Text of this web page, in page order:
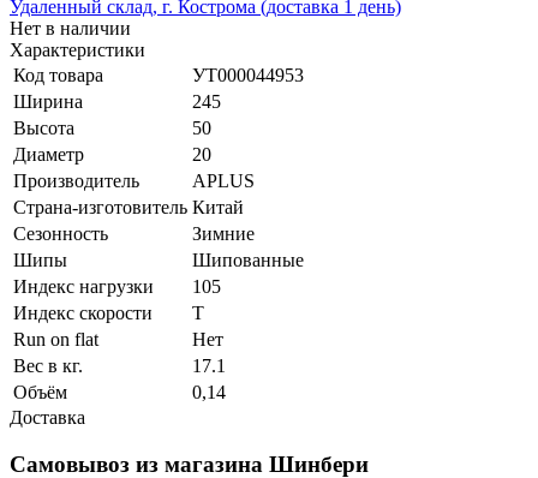
Удаленный склад, г. Кострома (доставка 1 день)
Нет в наличии
Характеристики
Код товара
УТ000044953
Ширина
245
Высота
50
Диаметр
20
Производитель
APLUS
Страна-изготовитель Китай
Сезонность
Зимние
Шипы
Шипованные
Индекс нагрузки
105
Индекс скорости
T
Run on flat
Нет
Вес в кг.
17.1
Объём
0,14
Доставка
Самовывоз из магазина Шинбери